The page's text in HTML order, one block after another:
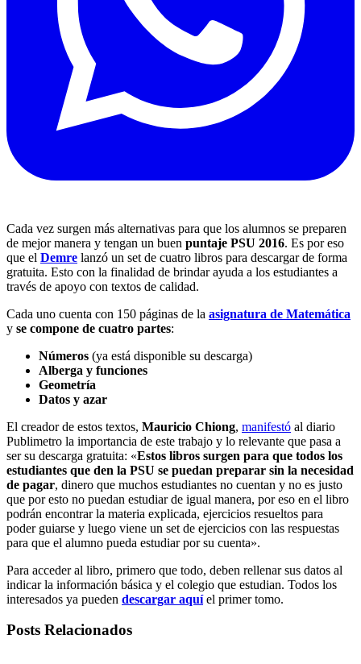
Cada vez surgen más alternativas para que los alumnos se preparen
de mejor manera y tengan un buen puntaje PSU 2016. Es por eso
que el Demre lanzó un set de cuatro libros para descargar de forma
gratuita. Esto con la finalidad de brindar ayuda a los estudiantes a
través de apoyo con textos de calidad.
Cada uno cuenta con 150 páginas de la asignatura de Matemática
y se compone de cuatro partes:
Números (ya está disponible su descarga)
Alberga y funciones
Geometría
Datos y azar
El creador de estos textos, Mauricio Chiong, manifestó al diario
Publimetro la importancia de este trabajo y lo relevante que pasa a
ser su descarga gratuita: «Estos libros surgen para que todos los
estudiantes que den la PSU se puedan preparar sin la necesidad
de pagar, dinero que muchos estudiantes no cuentan y no es justo
que por esto no puedan estudiar de igual manera, por eso en el libro
podrán encontrar la materia explicada, ejercicios resueltos para
poder guiarse y luego viene un set de ejercicios con las respuestas
para que el alumno pueda estudiar por su cuenta».
Para acceder al libro, primero que todo, deben rellenar sus datos al
indicar la información básica y el colegio que estudian. Todos los
interesados ya pueden descargar aquíel primer tomo.
Posts Relacionados